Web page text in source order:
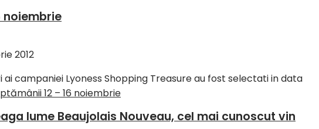
noiembrie
2012
campaniei Lyoness Shopping Treasure au fost selectati in data
12 – 16 noiembrie
lume Beaujolais Nouveau, cel mai cunoscut vin